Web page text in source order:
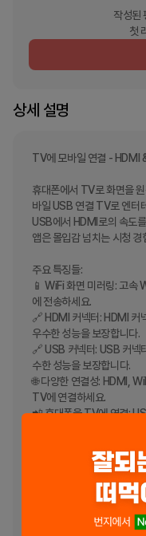
작성된
첫
상세 설명
TV에 모바일 연결 - HDMI
휴대폰에서 TV로 화면을
바일 USB 연결 TV로 엔터
USB에서 HDMI로의 속도
앱은 몰입감 넘치는 시청
주요 특징들:
📱 WiFi 화면 미러링: 고속
에 전송하세요.
🔗 HDMI 커넥터: HDMI 커
우수한 성능을 보장합니다.
🔗 USB 커넥터: USB 커넥
수한 성능을 보장합니다.
🌐 다양한 연결성: HDMI,
TV에 연결하세요.
📲 휴대폰을 TV에 연결:
🔄 USB-HDMI 커넥터: 완
로 장치를 원활하게 연결하
📺 엔터테인먼트 허브: TV
텐츠를 쉽게 스트리밍하세요.
추억을 만드세요.